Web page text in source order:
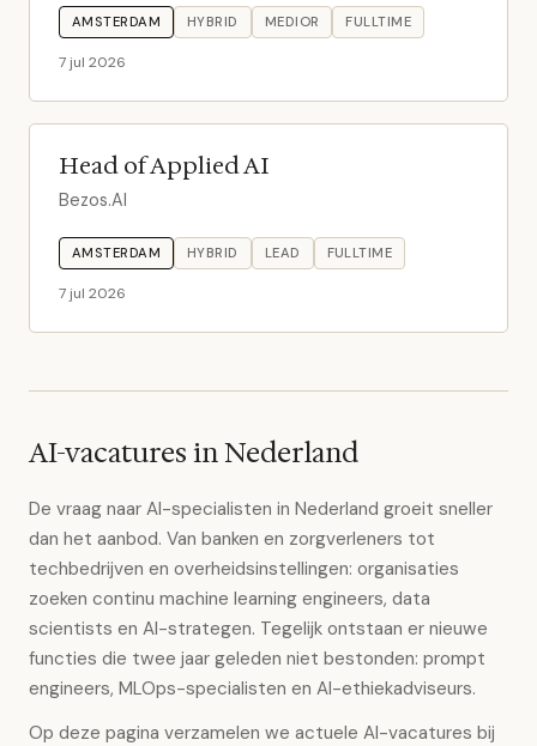
AMSTERDAM HYBRID MEDIOR FULLTIME
7 jul 2026
Head of Applied AI
Bezos.AI
AMSTERDAM HYBRID LEAD FULLTIME
7 jul 2026
AI-vacatures in Nederland
De vraag naar AI-specialisten in Nederland groeit sneller
dan het aanbod. Van banken en zorgverleners tot
techbedrijven en overheidsinstellingen: organisaties
zoeken continu machine learning engineers, data
scientists en AI-strategen. Tegelijk ontstaan er nieuwe
functies die twee jaar geleden niet bestonden: prompt
engineers, MLOps-specialisten en AI-ethiekadviseurs.
Op deze pagina verzamelen we actuele AI-vacatures bij